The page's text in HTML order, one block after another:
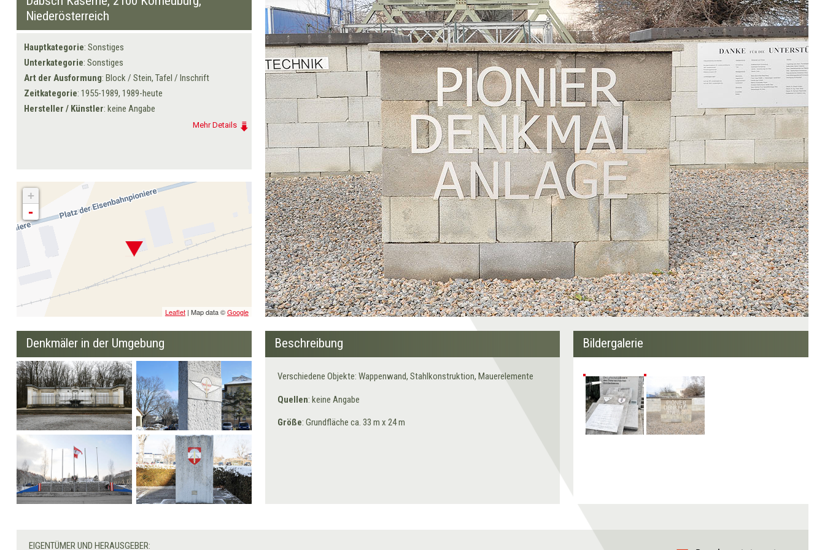
Niederösterreich
Hauptkategorie: Sonstiges
Unterkategorie: Sonstiges
Art der Ausformung: Block / Stein, Tafel / Inschrift
Zeitkategorie: 1955-1989, 1989-heute
Hersteller / Künstler: keine Angabe
Mehr Details
+
-
Leaflet| Map data ©Google
Beschreibung
Verschiedene Objekte: Wappenwand, Stahlkonstruktion, Mauerelemente
Quellen: keine Angabe
Größe: Grundfläche ca. 33 m x 24 m
Bildergalerie
Denkmäler in der Umgebung
Denkmal der "1400"
Gedenkstein
Jagdkommando
Denkmal für die im
Auslandseinsatz
verstorbener
Soldaten/innen
Gedenkstein
Jagdkommando
EIGENTÜMER UND HERAUSGEBER: